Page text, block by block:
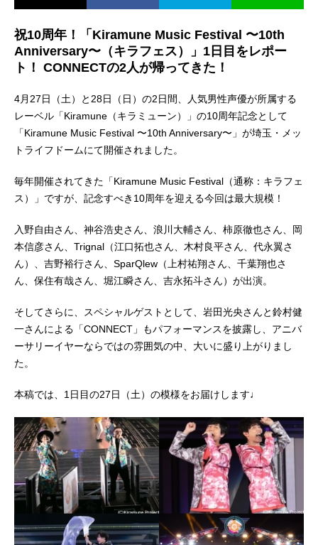
祝10周年！「Kiramune Music Festival 〜10th
Anniversary〜（キラフェス）」1日目をレポー
ト！ CONNECTの2人が帰ってきた！
4月27日（土）と28日（日）の2日間、人気男性声優が所属する
レーベル「Kiramune（キラミューン）」の10周年記念として
「Kiramune Music Festival 〜10th Anniversary〜」が埼玉・メッ
トライフドームにて開催されました。
毎年開催されてきた「Kiramune Music Festival（通称：キラフェ
ス）」ですが、記念すべき10周年を迎える今回は最大規模！
入野自由さん、神谷浩史さん、浪川大輔さん、柿原徹也さん、岡
本信彦さん、Trignal（江口拓也さん、木村良平さん、代永翼さ
ん）、吉野裕行さん、SparQlew（上村祐翔さん、千葉翔也さ
ん、保住有哉さん、堀江瞬さん、吉永拓斗さん）が出演。
そしてさらに、スペシャルゲストとして、岩田光央さんと鈴村健
一さんによる「CONNECT」もパフォーマンスを披露し、アニバ
ーサリーイヤーならではの雰囲気の中、大いに盛り上がりまし
た。
本稿では、1日目の27日（土）の模様をお届けします♩